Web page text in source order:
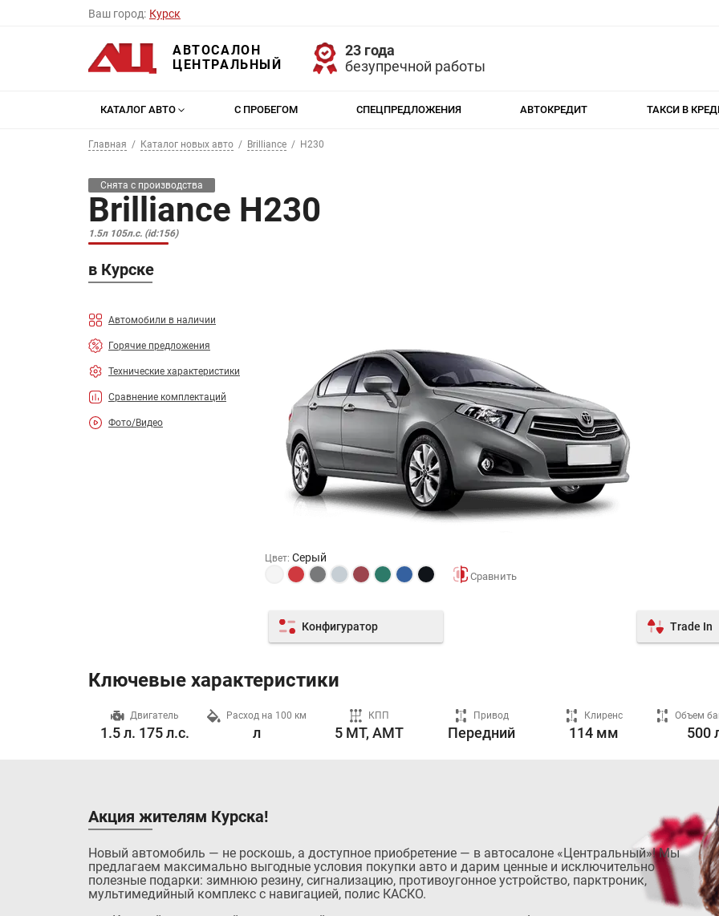
Ваш город: Курск
АВТОСАЛОН
ЦЕНТРАЛЬНЫЙ
23 года
безупречной работы
КАТАЛОГ АВТО С ПРОБЕГОМ СПЕЦПРЕДЛОЖЕНИЯ АВТОКРЕДИТ ТАКСИ В
Главная Каталог новых авто Brilliance H230
Снята с производства
Brilliance H230
1.5л 105л.с. (id:156)
в Курске
Автомобили в наличии
Горячие предложения
Технические характеристики
Сравнение комплектаций
Фото/Видео
Цвет: Серый
Конфигуратор Trade In
Ключевые характеристики
Двигатель
1.5 л. 175 л.с.
Расход на 100 км
л
КПП
5 MT, AMT
Привод
Передний
Клиренс
114 мм
Объем
500
Акция жителям Курска!
Новый автомобиль — не роскошь, а доступное приобретение — в автосалоне «Центральный»! Мы
предлагаем максимально выгодные условия покупки авто и дарим ценные и исключительно
полезные подарки: зимнюю резину, сигнализацию, противоугонное устройство, парктроник,
мультимедийный комплекс с навигацией, полис КАСКО.